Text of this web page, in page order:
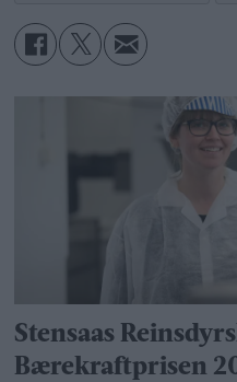
Stensaas
Bærekraftprisen